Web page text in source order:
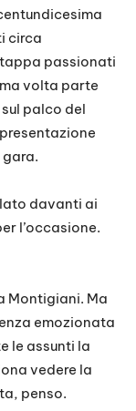
circa
passionati
volta parte
palco del
davanti ai
l’occasione.
Montigiani. Ma
emozionata
le assunti la
vedere la
penso.